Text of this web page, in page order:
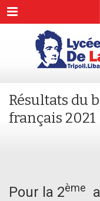
Menu
Résultats du
français 2021
Pour la 2ème